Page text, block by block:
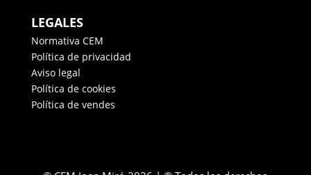
LEGALES
Normativa CEM
Política de privacidad
Aviso legal
Política de cookies
Política de vendes